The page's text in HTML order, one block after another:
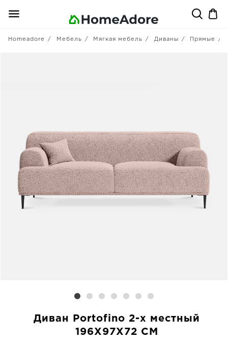
Homeadore Мебель Мягкая мебель Диваны Прямые
Диван Portofino 2-х местный
196X97X72 CM